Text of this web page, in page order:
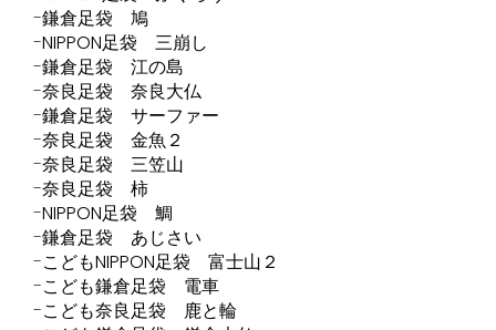
鎌倉足袋 鳩
NIPPON足袋 三崩し
鎌倉足袋 江の島
奈良足袋 奈良大仏
鎌倉足袋 サーファー
奈良足袋 金魚２
奈良足袋 三笠山
奈良足袋 柿
NIPPON足袋 鯛
鎌倉足袋 あじさい
こどもNIPPON足袋 富士山２
こども鎌倉足袋 電車
こども奈良足袋 鹿と輪